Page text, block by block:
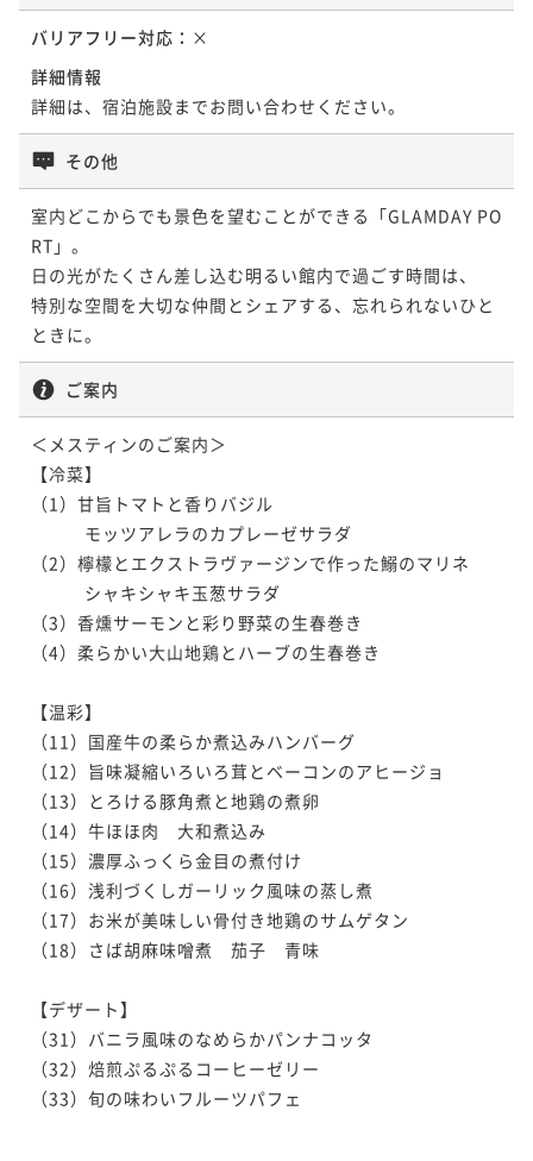
バリアフリー対応： ×
詳細情報
詳細は、宿泊施設までお問い合わせください。
その他
室内どこからでも景色を望むことができる「GLAMDAY PO
RT」。
日の光がたくさん差し込む明るい館内で過ごす時間は、
特別な空間を大切な仲間とシェアする、忘れられないひと
ときに。
ご案内
＜メスティンのご案内＞
【冷菜】
（1）甘旨トマトと香りバジル
モッツアレラのカプレーゼサラダ
（2）檸檬とエクストラヴァージンで作った鰯のマリネ
シャキシャキ玉葱サラダ
（3）香燻サーモンと彩り野菜の生春巻き
（4）柔らかい大山地鶏とハーブの生春巻き
【温彩】
（11）国産牛の柔らか煮込みハンバーグ
（12）旨味凝縮いろいろ茸とベーコンのアヒージョ
（13）とろける豚角煮と地鶏の煮卵
（14）牛ほほ肉　大和煮込み
（15）濃厚ふっくら金目の煮付け
（16）浅利づくしガーリック風味の蒸し煮
（17）お米が美味しい骨付き地鶏のサムゲタン
（18）さば胡麻味噌煮　茄子　青味
【デザート】
（31）バニラ風味のなめらかパンナコッタ
（32）焙煎ぷるぷるコーヒーゼリー
（33）旬の味わいフルーツパフェ